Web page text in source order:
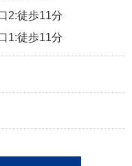
2:徒歩11分
1:徒歩11分